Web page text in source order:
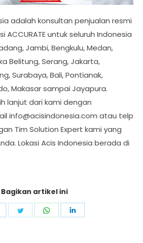
adalah konsultan penjualan resmi
untuk seluruh Indonesia
Jambi, Bengkulu, Medan,
Belitung, Serang, Jakarta,
Surabaya, Bali, Pontianak,
Makasar sampai Jayapura.
lanjut dari kami dengan
info@acisindonesia.com atau telp
Tim Solution Expert kami yang
Lokasi Acis Indonesia berada di
Bagikan artikel ini
Share
Share
Share